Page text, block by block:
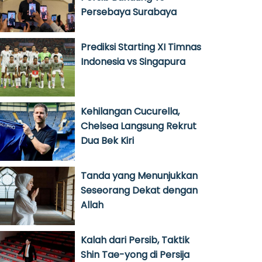
Persebaya Surabaya
Prediksi Starting XI Timnas
Indonesia vs Singapura
Kehilangan Cucurella,
Chelsea Langsung Rekrut
Dua Bek Kiri
Tanda yang Menunjukkan
Seseorang Dekat dengan
Allah
Kalah dari Persib, Taktik
Shin Tae-yong di Persija